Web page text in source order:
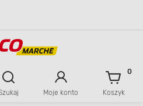
Moje konto Koszyk
0